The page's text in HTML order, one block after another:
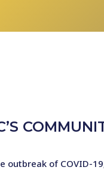
outbreak of COVID-